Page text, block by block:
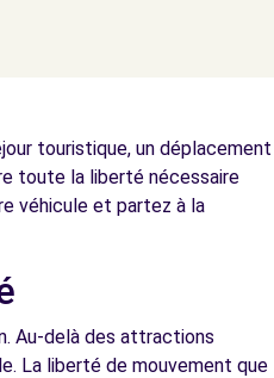
touristique, un déplacement
toute la liberté nécessaire
véhicule et partez à la
Au-delà des attractions
La liberté de mouvement que